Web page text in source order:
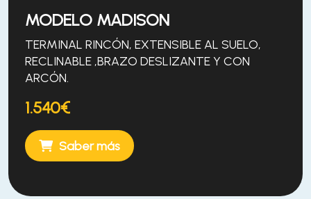
MODELO MADISON
TERMINAL RINCÓN, EXTENSIBLE AL SUELO,
RECLINABLE ,BRAZO DESLIZANTE Y CON
ARCÓN.
1.540€
Saber más